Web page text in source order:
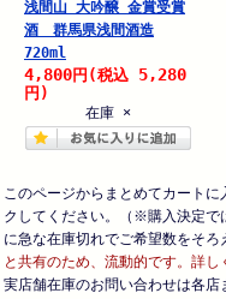
浅間山 大吟醸 金賞受賞
酒 群馬県浅間酒造
720ml
4,800円 (税込 5,280
円)
在庫 ×
このページからまとめてカート
クしてください。（※購入決定で
に急な在庫切れでご希望数をそろ
と共有のため、流動的です。詳し
実店舗在庫のお問い合わせは各店